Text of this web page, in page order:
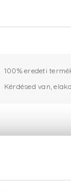
100% eredeti
Kérdésed van,